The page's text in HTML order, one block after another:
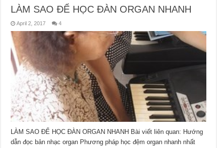
LÀM SAO ĐỂ HỌC ĐÀN ORGAN NHANH
April 2, 2017 4
LÀM SAO ĐỂ HỌC ĐÀN ORGAN NHANH Bài viết liên quan: Hướng
dẫn đọc bản nhạc organ Phương pháp học đệm organ nhanh nhất